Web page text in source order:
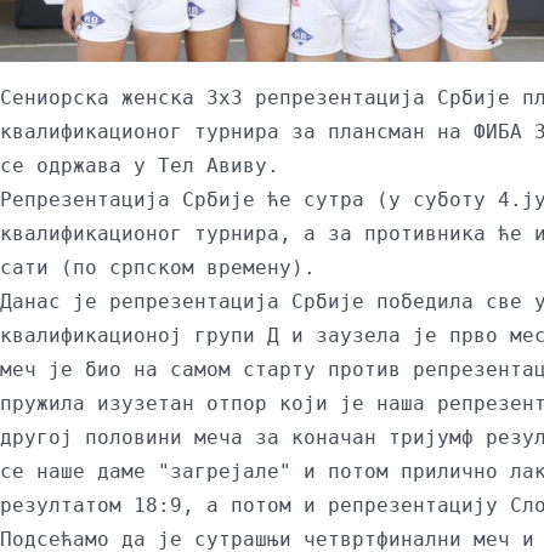
Сениорска женска 3х3 репрезентација Србије
квалификационог турнира за плансман на
се одржава у Тел Авиву.
Репрезентација Србије ће сутра (у суботу
квалификационог турнира, а за противника
сати (по српском времену).
Данас је репрезентација Србије победила
квалификационој групи Д и заузела је прво
меч је био на самом старту против
пружила изузетан отпор који је наша
другој половини меча за коначан тријумф
се наше даме "загрејале" и потом прилично
резултатом 18:9, а потом и репрезентацију
Подсећамо да је сутрашњи четвртфинални меч